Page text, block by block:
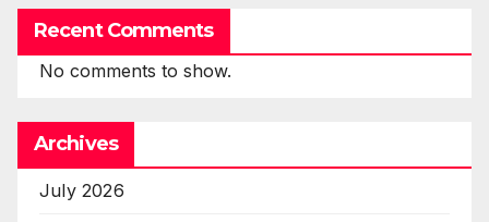
Recent Comments
No comments to show.
Archives
July 2026